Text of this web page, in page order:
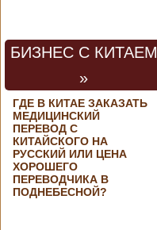
аэрокосмической
выставки Aero
Бангалоре в
Индии. Контракт
между Китаем и
Россией на
разработку,
Подробнее...
Опубликовано
21/02/2019 - 22:26
В Китае найден
древний
БИЗНЕС С КИТАЕМ
»
ГДЕ В КИТАЕ ЗАКАЗАТЬ
МЕДИЦИНСКИЙ
ПЕРЕВОД С
КИТАЙСКОГО НА
РУССКИЙ ИЛИ ЦЕНА
ХОРОШЕГО
ПЕРЕВОДЧИКА В
ПОДНЕБЕСНОЙ?